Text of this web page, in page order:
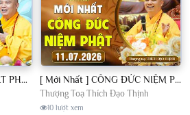
[11.07.2026] VẤN ĐÁP PHẬT PHÁP - Nghe Thầy giảng Pháp mỗi ngày CÔNG ĐỨC VÔ LƯỢNG│TT. Thích Đạo Thịnh [ Mới Nhất ] CÔNG ĐỨC NIỆM PHẬT - Khoá Chuyên Tu Chùa Khai Nguyên 11/07/2026 | TT. Thích Đạo Thịnh
Thượng Toạ Thích Đạo Thịnh
10 lượt xem